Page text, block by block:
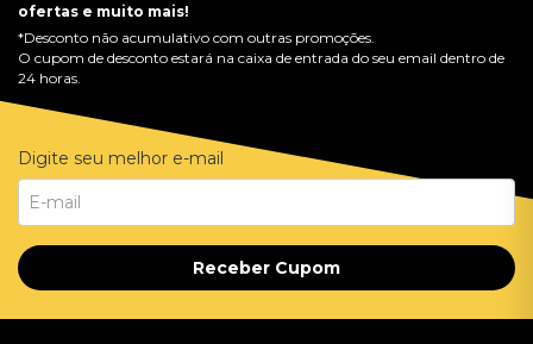
ofertas e muito mais!
*Desconto não acumulativo com outras promoções.
O cupom de desconto estará na caixa de entrada do seu email dentro de
24 horas.
Digite seu melhor e-mail
Receber Cupom